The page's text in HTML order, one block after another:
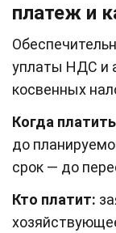
платеж и
уплаты НДС и
косвенных
Когда
до
срок — до
Кто платит: